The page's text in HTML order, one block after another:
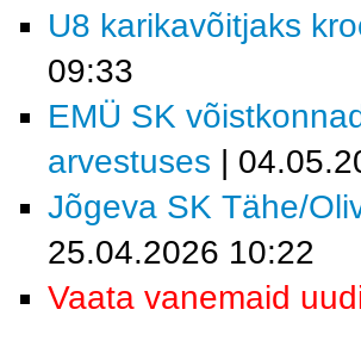
U8 karikavõitjaks
09:33
EMÜ SK
arvestuses |
Jõgeva SK Tähe/
25.04.2026 10:22
Vaata vanemaid